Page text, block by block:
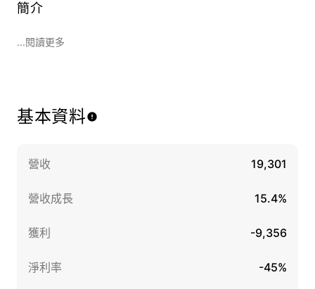
簡介
...閱讀更多
基本資料
營收 19,301
營收成長 15.4%
獲利 -9,356
淨利率 -45%